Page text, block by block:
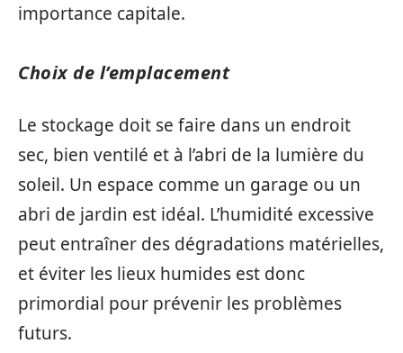
importance capitale.
Choix de l’emplacement
Le stockage doit se faire dans un endroit
sec, bien ventilé et à l’abri de la lumière du
soleil. Un espace comme un garage ou un
abri de jardin est idéal. L’humidité excessive
peut entraîner des dégradations matérielles,
et éviter les lieux humides est donc
primordial pour prévenir les problèmes
futurs.